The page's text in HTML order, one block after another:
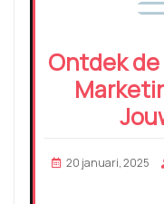
Ontdek
20 januari, 2025